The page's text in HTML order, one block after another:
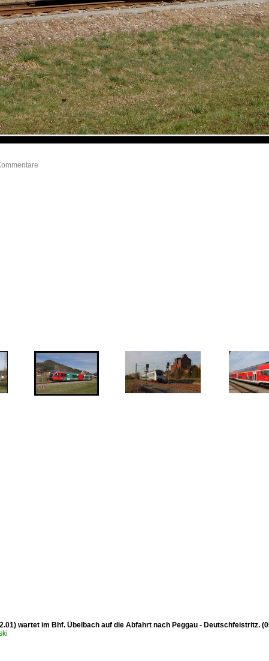
wartet im Bhf. Übelbach auf die Abfahrt nach Peggau - Deutschfeistritz.